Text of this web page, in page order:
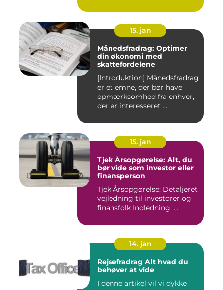
15. jan
Månedsfradrag: Optimer
din økonomi med
skattefordelene
[Introduktion] Månedsfradrag
er et emne, der bør have
opmærksomhed fra enhver,
der er interesseret ...
15. jan
Tjek Årsopgørelse: Alt, du
bør vide som investor eller
finansperson
Tjek Årsopgørelse: Detaljeret
vejledning til investorer og
finansfolk Indledning: ...
14. jan
Rejsefradrag Alt hvad du
behøver at vide
I denne artikel vil vi dykke